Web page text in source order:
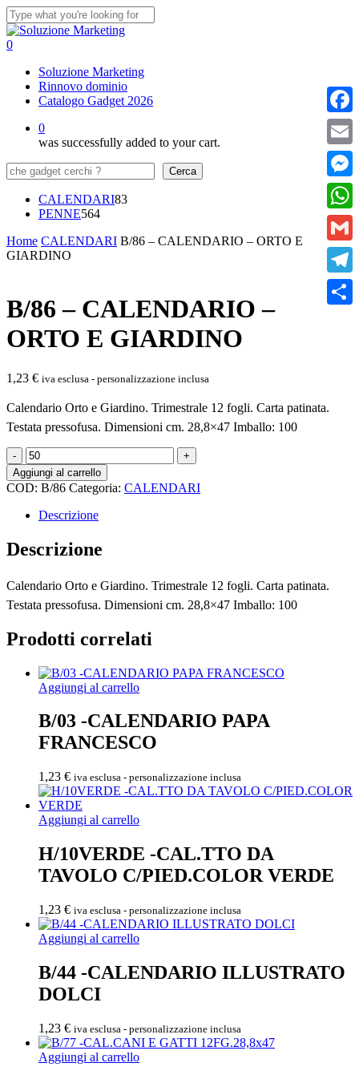
Skip
to
main
Close
Search
0
Soluzione Marketing
Rinnovo dominio
Catalogo Gadget 2026
0
was successfully added to your cart.
Cerca
Cerca
CALENDARI8383
PENNE564564
Home CALENDARI B/86 – CALENDARIO – ORTO E
GIARDINO
B/86 – CALENDARIO –
ORTO E GIARDINO
1,23 € iva esclusa - personalizzazione inclusa
Calendario Orto e Giardino. Trimestrale 12 fogli. Carta patinata.
Testata pressofusa. Dimensioni cm. 28,8×47 Imballo: 100
B/86
-
CALENDARIO
-
ORTO
GIARDINO
quantità
Aggiungi al carrello
COD: B/86 Categoria: CALENDARI
Descrizione
Descrizione
Calendario Orto e Giardino. Trimestrale 12 fogli. Carta patinata.
Testata pressofusa. Dimensioni cm. 28,8×47 Imballo: 100
Prodotti correlati
Aggiungi al carrello
B/03 -CALENDARIO PAPA
FRANCESCO
1,23 € iva esclusa - personalizzazione inclusa
Aggiungi al carrello
H/10VERDE -CAL.TTO DA
TAVOLO C/PIED.COLOR VERDE
1,23 € iva esclusa - personalizzazione inclusa
Aggiungi al carrello
B/44 -CALENDARIO ILLUSTRATO
DOLCI
1,23 € iva esclusa - personalizzazione inclusa
Aggiungi al carrello
Email
Gmail